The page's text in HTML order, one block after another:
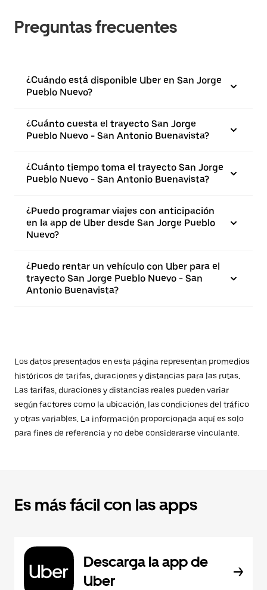
Preguntas frecuentes
¿Cuándo está disponible Uber en San Jorge
Pueblo Nuevo?
¿Cuánto cuesta el trayecto San Jorge
Pueblo Nuevo - San Antonio Buenavista?
¿Cuánto tiempo toma el trayecto San Jorge
Pueblo Nuevo - San Antonio Buenavista?
¿Puedo programar viajes con anticipación
en la app de Uber desde San Jorge Pueblo
Nuevo?
¿Puedo rentar un vehículo con Uber para el
trayecto San Jorge Pueblo Nuevo - San
Antonio Buenavista?
Los datos presentados en esta página representan promedios
históricos de tarifas, duraciones y distancias para las rutas.
Las tarifas, duraciones y distancias reales pueden variar
según factores como la ubicación, las condiciones del tráfico
y otras variables. La información proporcionada aquí es solo
para fines de referencia y no debe considerarse vinculante.
Es más fácil con las apps
Descarga la app de
Uber